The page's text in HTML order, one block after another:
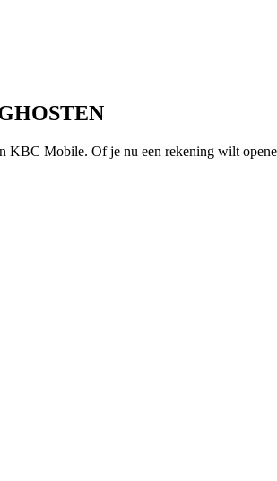
KBC Mobile. Of je nu een rekening wilt